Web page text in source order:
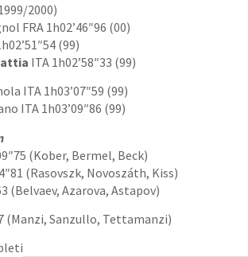
2000)
FRA 1h02’46″96 (00)
(99)
ITA 1h02’58″33 (99)
ITA 1h03’07″59 (99)
ITA 1h03’09″86 (99)
(Kober, Bermel, Beck)
(Rasovszk, Novoszáth, Kiss)
(Belvaev, Azarova, Astapov)
(Manzi, Sanzullo, Tettamanzi)